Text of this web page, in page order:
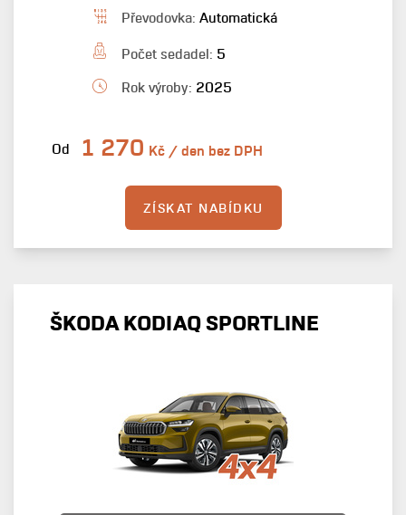
Převodovka: Automatická
Počet sedadel: 5
Rok výroby: 2025
Od 1 270 Kč / den bez DPH
ZÍSKAT NABÍDKU
ŠKODA KODIAQ SPORTLINE